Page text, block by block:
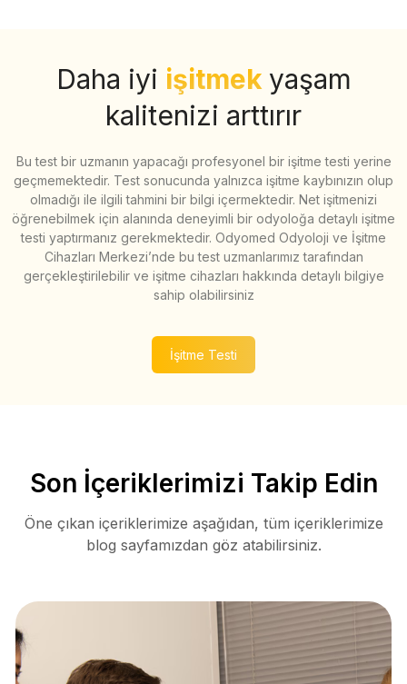
Daha iyi işitmek yaşam
kalitenizi arttırır
Bu test bir uzmanın yapacağı profesyonel bir işitme testi yerine
geçmemektedir. Test sonucunda yalnızca işitme kaybınızın olup
olmadığı ile ilgili tahmini bir bilgi içermektedir. Net işitmenizi
öğrenebilmek için alanında deneyimli bir odyoloğa detaylı işitme
testi yaptırmanız gerekmektedir. Odyomed Odyoloji ve İşitme
Cihazları Merkezi’nde bu test uzmanlarımız tarafından
gerçekleştirilebilir ve işitme cihazları hakkında detaylı bilgiye
sahip olabilirsiniz
İşitme Testi
Son İçeriklerimizi Takip Edin
Öne çıkan içeriklerimize aşağıdan, tüm içeriklerimize
blog sayfamızdan göz atabilirsiniz.